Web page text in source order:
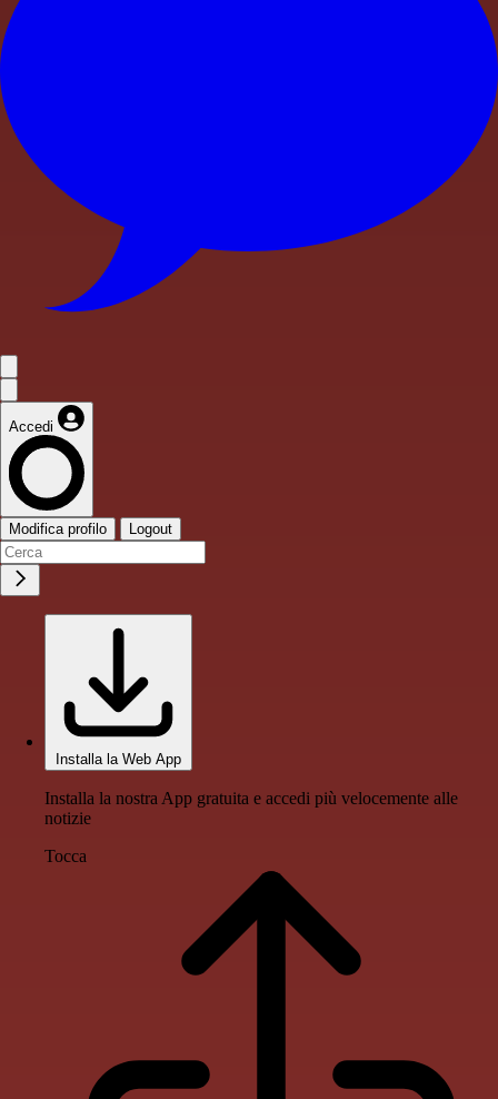
Accedi
Modifica profilo Logout
Installa la Web App
Installa la nostra App gratuita e accedi più velocemente alle
notizie
Tocca